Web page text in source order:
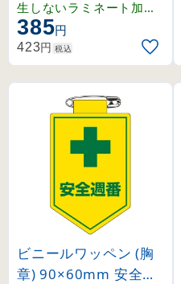
8)
生しないラミネート加工
済みワッペン。
385円
423円 税込
ビニールワッペン (胸
章) 90×60mm 安全ピ